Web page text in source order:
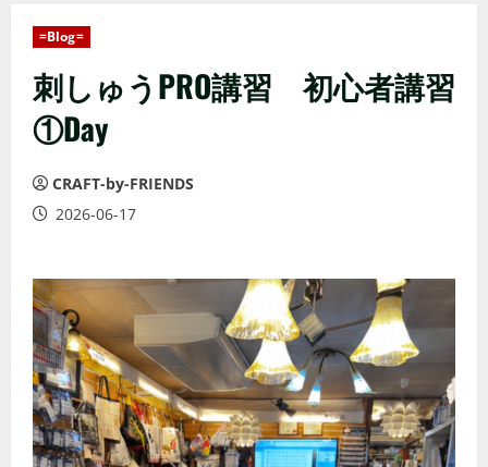
メ
ニ
ュ
ー
=Blog=
刺しゅうPRO講習 初心者講習
①Day
CRAFT-by-FRIENDS
2026-06-17